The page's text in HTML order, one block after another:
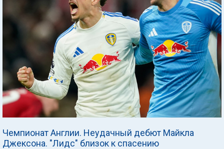
Чемпионат Англии. Неудачный дебют Майкла
Джексона. "Лидс" близок к спасению